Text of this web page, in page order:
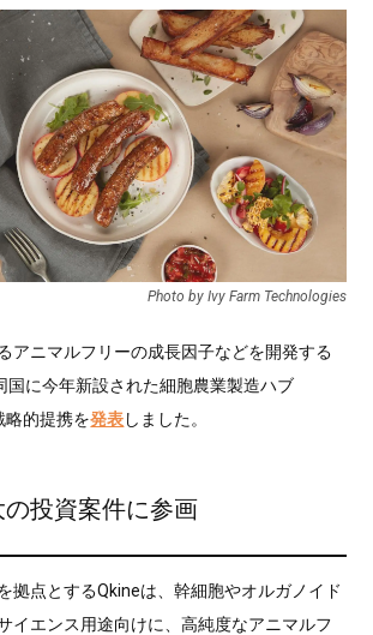
Photo by Ivy Farm Technologies
アニマルフリーの成長因子などを開発する
国に今年新設された細胞農業製造ハブ
略的提携を発表しました。
投資案件に参画
拠点とするQkineは、幹細胞やオルガノイド
イエンス用途向けに、高純度なアニマルフ